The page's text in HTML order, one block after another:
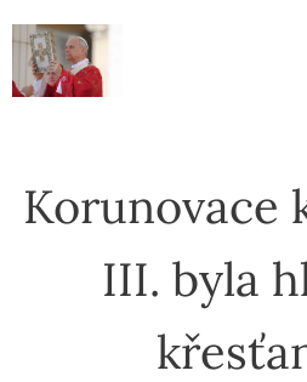
Korunovace
III. byla